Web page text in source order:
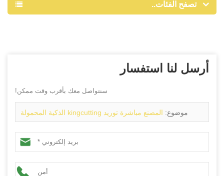
تصفح الفئات..
أرسل لنا استفسار
سنتواصل معك بأقرب وقت ممكن!
موضوع: المصنع مباشرة توريد kingcutting الذكية المحمولة
ألواح الصلب البلازما المورد أنبوب قطع البلازما